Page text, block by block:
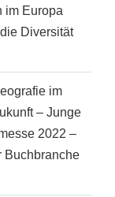
im Europa
Diversität
im
– Junge
2022 –
Buchbranche